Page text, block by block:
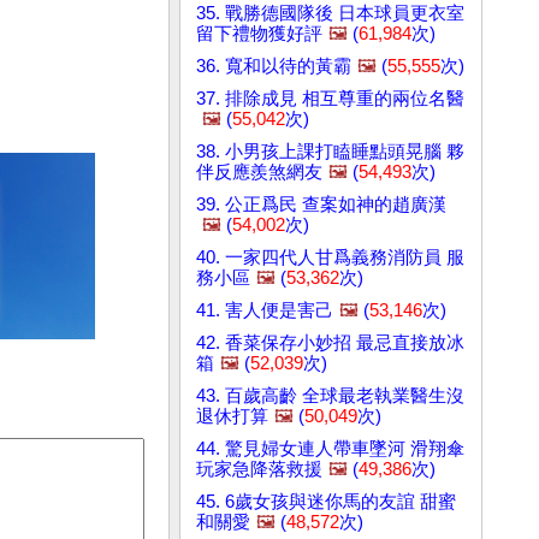
35. 戰勝德國隊後 日本球員更衣室
留下禮物獲好評 🖼️ (61,984次)
36. 寬和以待的黃霸 🖼️ (55,555次)
37. 排除成見 相互尊重的兩位名醫
🖼️ (55,042次)
38. 小男孩上課打瞌睡點頭晃腦 夥
伴反應羨煞網友 🖼️ (54,493次)
39. 公正爲民 查案如神的趙廣漢
🖼️ (54,002次)
40. 一家四代人甘爲義務消防員 服
務小區 🖼️ (53,362次)
41. 害人便是害己 🖼️ (53,146次)
42. 香菜保存小妙招 最忌直接放冰
箱 🖼️ (52,039次)
43. 百歲高齡 全球最老執業醫生沒
退休打算 🖼️ (50,049次)
44. 驚見婦女連人帶車墜河 滑翔傘
玩家急降落救援 🖼️ (49,386次)
45. 6歲女孩與迷你馬的友誼 甜蜜
和關愛 🖼️ (48,572次)